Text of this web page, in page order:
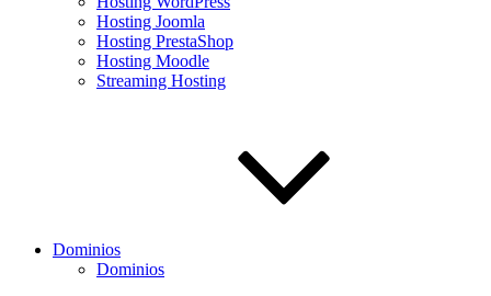
Hosting Joomla
Hosting PrestaShop
Hosting Moodle
Streaming Hosting
Dominios
Dominios